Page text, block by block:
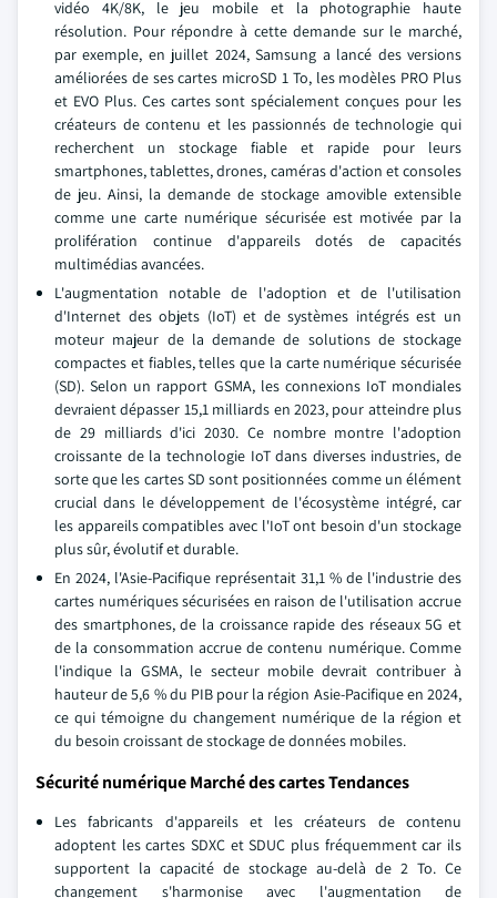
vidéo 4K/8K, le jeu mobile et la photographie haute
résolution. Pour répondre à cette demande sur le marché,
par exemple, en juillet 2024, Samsung a lancé des versions
améliorées de ses cartes microSD 1 To, les modèles PRO Plus
et EVO Plus. Ces cartes sont spécialement conçues pour les
créateurs de contenu et les passionnés de technologie qui
recherchent un stockage fiable et rapide pour leurs
smartphones, tablettes, drones, caméras d'action et consoles
de jeu. Ainsi, la demande de stockage amovible extensible
comme une carte numérique sécurisée est motivée par la
prolifération continue d'appareils dotés de capacités
multimédias avancées.
L'augmentation notable de l'adoption et de l'utilisation
d'Internet des objets (IoT) et de systèmes intégrés est un
moteur majeur de la demande de solutions de stockage
compactes et fiables, telles que la carte numérique sécurisée
(SD). Selon un rapport GSMA, les connexions IoT mondiales
devraient dépasser 15,1 milliards en 2023, pour atteindre plus
de 29 milliards d'ici 2030. Ce nombre montre l'adoption
croissante de la technologie IoT dans diverses industries, de
sorte que les cartes SD sont positionnées comme un élément
crucial dans le développement de l'écosystème intégré, car
les appareils compatibles avec l'IoT ont besoin d'un stockage
plus sûr, évolutif et durable.
En 2024, l'Asie-Pacifique représentait 31,1 % de l'industrie des
cartes numériques sécurisées en raison de l'utilisation accrue
des smartphones, de la croissance rapide des réseaux 5G et
de la consommation accrue de contenu numérique. Comme
l'indique la GSMA, le secteur mobile devrait contribuer à
hauteur de 5,6 % du PIB pour la région Asie-Pacifique en 2024,
ce qui témoigne du changement numérique de la région et
du besoin croissant de stockage de données mobiles.
Sécurité numérique Marché des cartes Tendances
Les fabricants d'appareils et les créateurs de contenu
adoptent les cartes SDXC et SDUC plus fréquemment car ils
supportent la capacité de stockage au-delà de 2 To. Ce
changement s'harmonise avec l'augmentation de